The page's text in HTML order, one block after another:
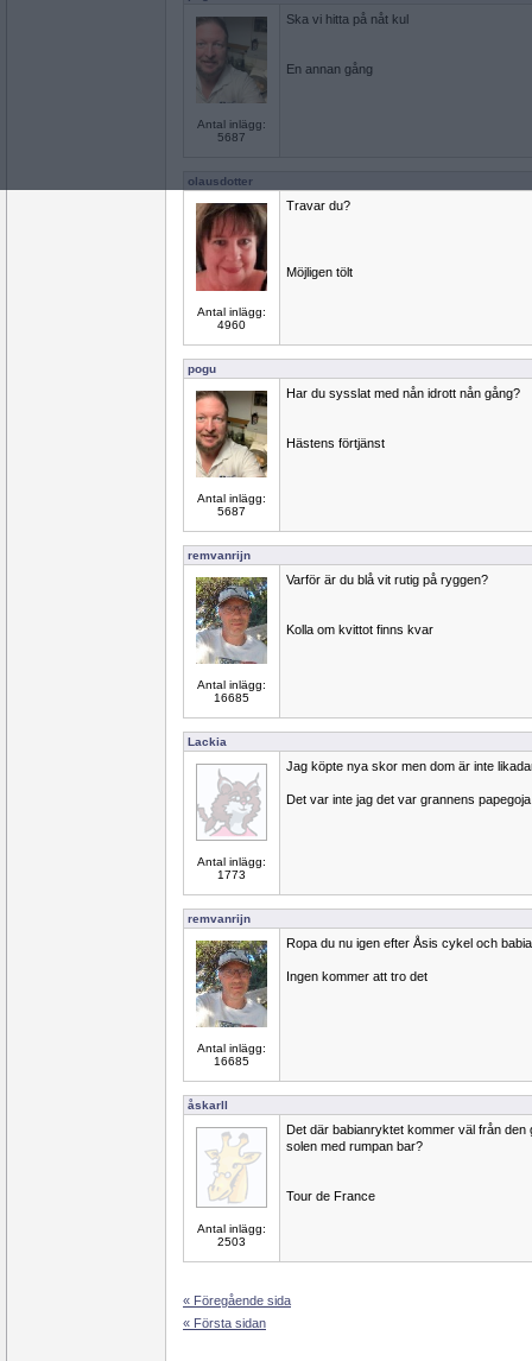
Antal inlägg:
5687
Ska vi hitta på nåt kul
En annan gång
olausdotter
Antal inlägg:
4960
Travar du?
Möjligen tölt
pogu
Antal inlägg:
5687
Har du sysslat med nån idrott nån gång?
Hästens förtjänst
remvanrijn
Antal inlägg:
16685
Varför är du blå vit rutig på ryggen?
Kolla om kvittot finns kvar
Lackia
Antal inlägg:
1773
Jag köpte nya skor men dom är inte
Det var inte jag det var grannens papegoja
remvanrijn
Antal inlägg:
16685
Ropa du nu igen efter Åsis cykel och
Ingen kommer att tro det
åskarll
Antal inlägg:
2503
Det där babianryktet kommer väl från den
solen med rumpan bar?
Tour de France
« Föregående sida
« Första sidan